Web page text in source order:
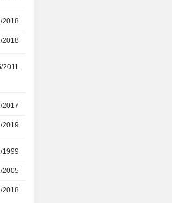
2018
2018
2011
2017
2019
1999
2005
2018